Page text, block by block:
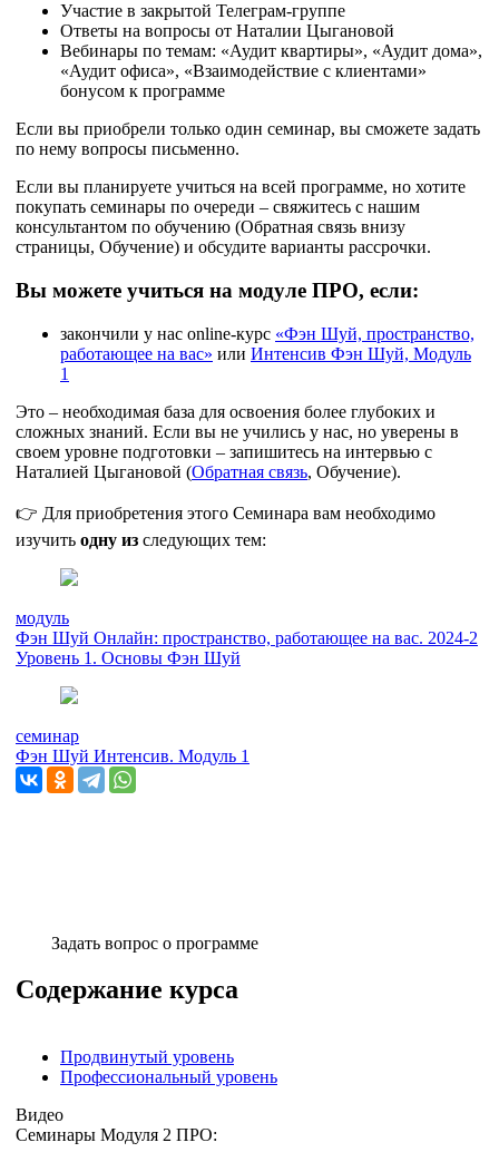
Участие в закрытой Телеграм-группе
Ответы на вопросы от Наталии Цыгановой
Вебинары по темам: «Аудит квартиры», «Аудит дома»,
«Аудит офиса», «Взаимодействие с клиентами»
бонусом к программе
Если вы приобрели только один семинар, вы сможете задать
по нему вопросы письменно.
Если вы планируете учиться на всей программе, но хотите
покупать семинары по очереди – свяжитесь с нашим
консультантом по обучению (Обратная связь внизу
страницы, Обучение) и обсудите варианты рассрочки.
Вы можете учиться на модуле ПРО, если:
закончили у нас online-курс «Фэн Шуй, пространство,
работающее на вас» или Интенсив Фэн Шуй, Модуль
1
Это – необходимая база для освоения более глубоких и
сложных знаний. Если вы не учились у нас, но уверены в
своем уровне подготовки – запишитесь на интервью с
Наталией Цыгановой (Обратная связь, Обучение).
👉 Для приобретения этого Семинара вам необходимо
изучить одну из следующих тем:
модуль
Фэн Шуй Онлайн: пространство, работающее на вас. 2024-2
Уровень 1. Основы Фэн Шуй
семинар
Фэн Шуй Интенсив. Модуль 1
Задать вопрос о программе
Содержание курса
Продвинутый уровень
Профессиональный уровень
Видео
Семинары Модуля 2 ПРО: